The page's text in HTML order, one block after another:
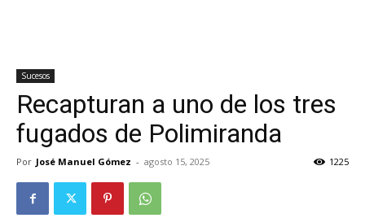
Sucesos
Recapturan a uno de los tres
fugados de Polimiranda
Por José Manuel Gómez - agosto 15, 2025 1225